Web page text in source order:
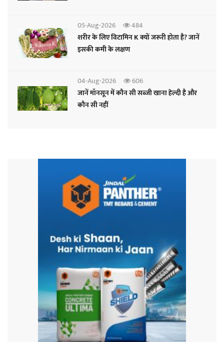
05-Aug-2026
484
शरीर के लिए विटामिन K क्यों जरूरी होता है? जानें
इसकी कमी के लक्षण
04-Aug-2026
606
जानें मॉनसून में कौन सी सब्जी खाना हेल्दी है और
कौन सी नहीं